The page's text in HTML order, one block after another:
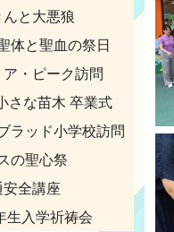
と大悪狼
体と聖血の祭日
・ピーク訪問
さな苗木 卒業式
ラッド小学校訪問
の聖心祭
全講座
生入学祈祷会